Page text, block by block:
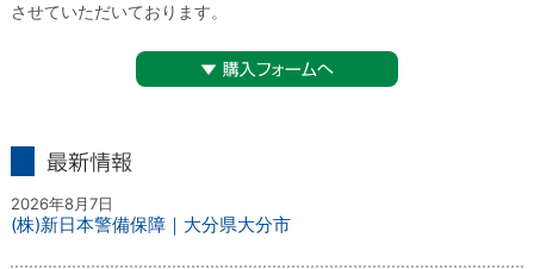
させていただいております。
2026年8月7日
(株)新日本警備保障｜大分県大分市